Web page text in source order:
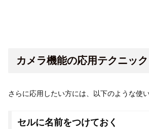
カメラ機能の応用テクニック
さらに応用したい方には、以下のような使
セルに名前をつけておく